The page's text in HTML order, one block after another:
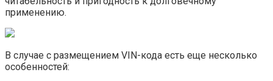
применению.
В случае с размещением VIN-кода есть еще несколько
особенностей: